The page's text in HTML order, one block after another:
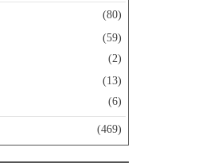
(80)
(59)
(2)
(13)
(6)
(469)